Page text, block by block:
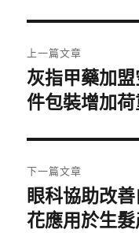
章
導
覽
上一篇文章
上
一
文
章:
灰指甲藥加
件包裝增加
下一篇文章
下
一
眼科協助改
花應用於生